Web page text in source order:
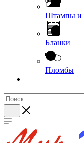
Штампы и
Бланки
Пломбы